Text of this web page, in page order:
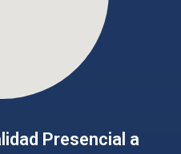
Presencial a